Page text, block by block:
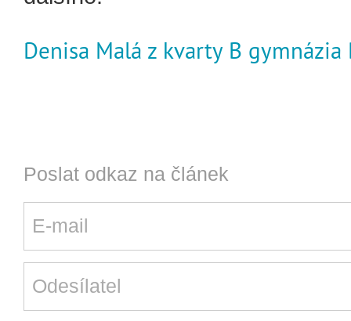
Denisa Malá z kvarty B gymnázia
Poslat odkaz na článek